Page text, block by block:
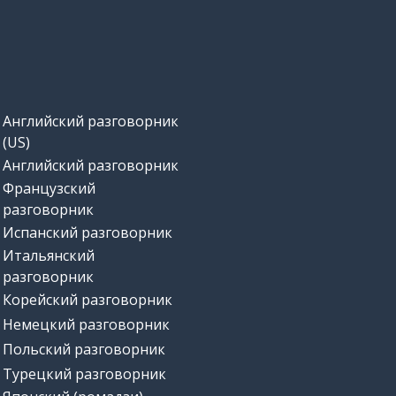
Английский разговорник
(US)
Английский разговорник
Французский
разговорник
Испанский разговорник
Итальянский
разговорник
Корейский разговорник
Немецкий разговорник
Польский разговорник
Турецкий разговорник